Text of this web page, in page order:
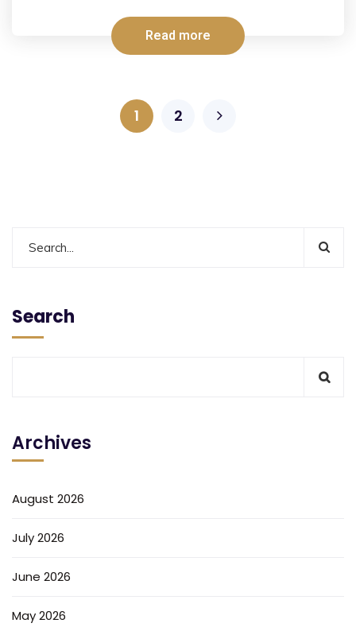
Read more
1 2
Search
Archives
August 2026
July 2026
June 2026
May 2026